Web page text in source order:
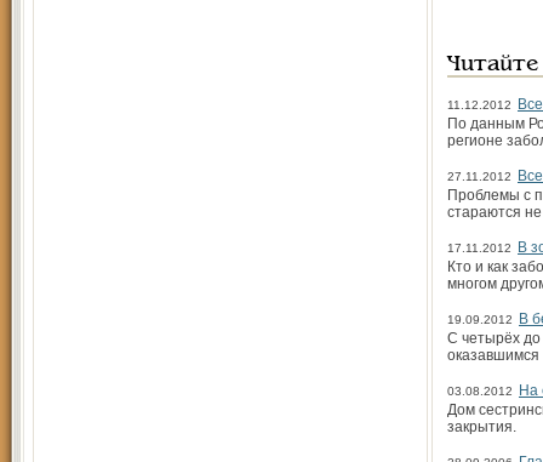
11.12.2012
По данным
регионе
27.11.2012
Проблемы с
стараются
17.11.2012
В
Кто и как
многом
19.09.2012
В
С четырёх
оказавшимся
03.08.2012
На
Дом
закрытия.